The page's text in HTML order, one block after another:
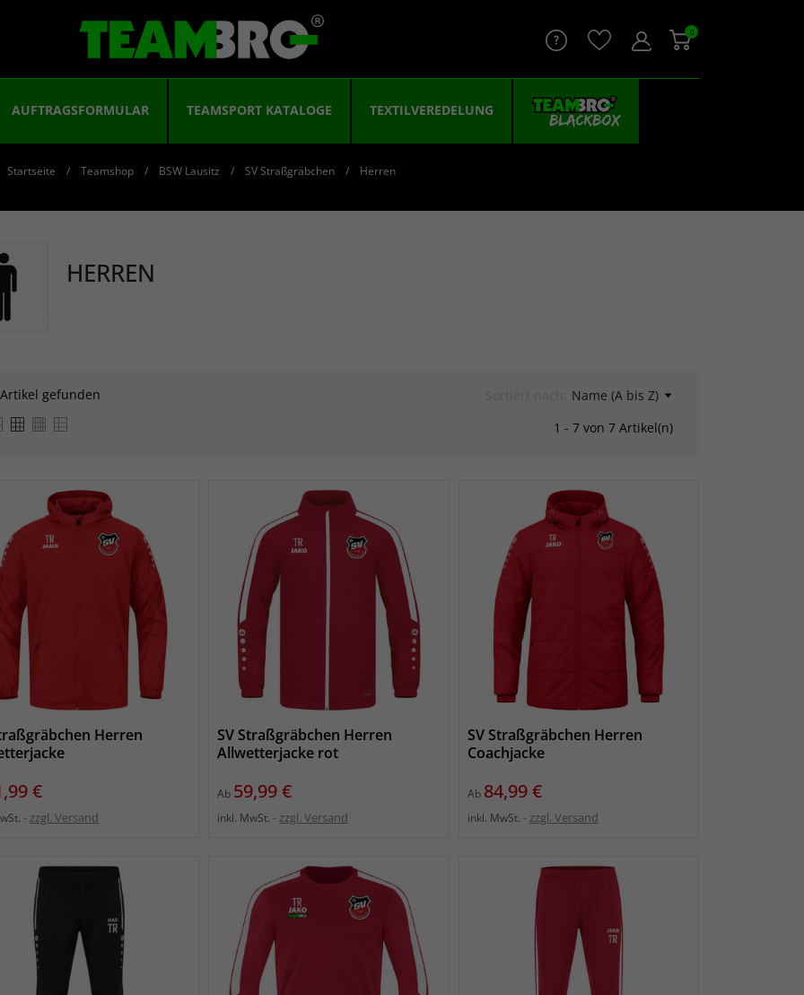
0
AUFTRAGSFORMULAR TEAMSPORT KATALOGE TEXTILVEREDELUNG
Startseite Teamshop BSW Lausitz SV Straßgräbchen Herren
HERREN
gefunden
Name (A bis Z)
1 - 7 von 7 Artikel(n)
Herren
€
zzgl. Versand
SV Straßgräbchen Herren
Allwetterjacke rot
Ab Preis
59,99 €
inkl. MwSt. zzgl. Versand
SV Straßgräbchen Herren
Coachjacke
Ab Preis
84,99 €
inkl. MwSt. zzgl. Versand